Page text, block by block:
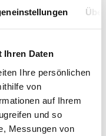
Ihren Daten
Ihre persönlichen
von
auf Ihrem
und so
Messungen von